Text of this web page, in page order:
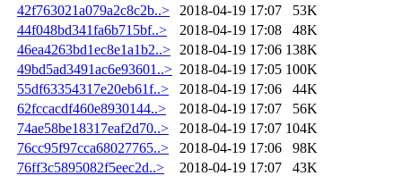
42f763021a079a2c8c2b..>
2018-04-19 17:07
53K
44f048bd341fa6b715bf..>
2018-04-19 17:08
48K
46ea4263bd1ec8e1a1b2..>
2018-04-19 17:06 138K
49bd5ad3491ac6e93601..> 2018-04-19 17:05 100K
55df63354317e20eb61f..>
2018-04-19 17:06
44K
62fccacdf460e8930144..>
2018-04-19 17:07
56K
74ae58be18317eaf2d70..>
2018-04-19 17:07 104K
76cc95f97cca68027765..>
2018-04-19 17:06
98K
76ff3c5895082f5eec2d..>
2018-04-19 17:07
43K